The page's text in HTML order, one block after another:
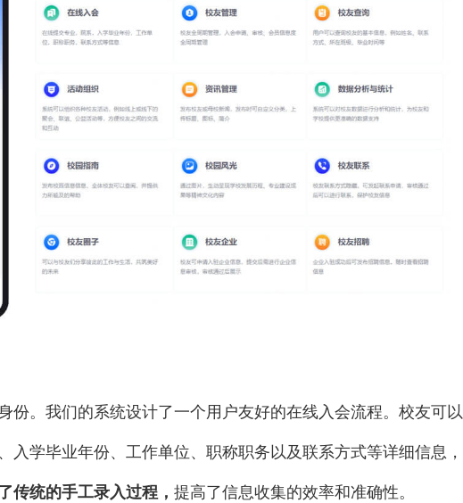
份。我们的系统设计了一个用户友好的在线入会流程。校友可以
学毕业年份、工作单位、职称职务以及联系方式等详细信息，
传统的手工录入过程， 提高了信息收集的效率和准确性。